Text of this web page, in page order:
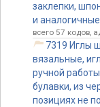
заклепки,
и
всего 57 кодов,
7319 Иглы
вязальные,
ручной
булавки, из
позициях не